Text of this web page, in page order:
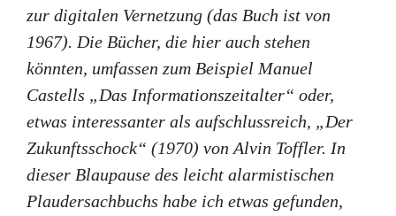
zur digitalen Vernetzung (das Buch ist von
1967). Die Bücher, die hier auch stehen
könnten, umfassen zum Beispiel Manuel
Castells „Das Informationszeitalter“ oder,
etwas interessanter als aufschlussreich, „Der
Zukunftsschock“ (1970) von Alvin Toffler. In
dieser Blaupause des leicht alarmistischen
Plaudersachbuchs habe ich etwas gefunden,